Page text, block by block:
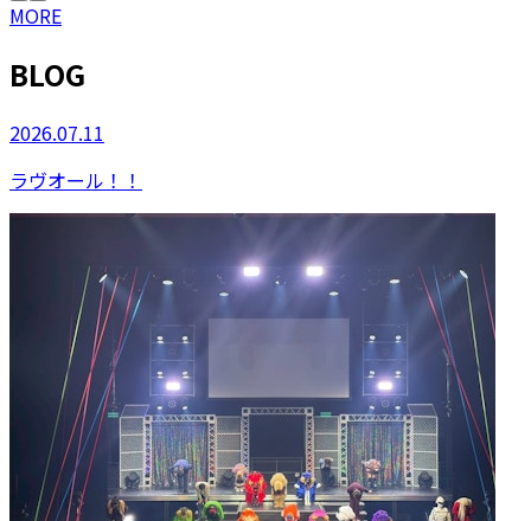
MORE
BLOG
2026.07.11
ラヴオール！！